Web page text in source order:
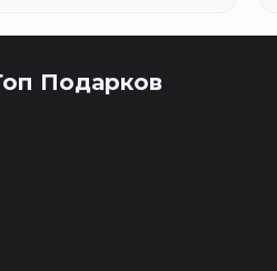
Подарков